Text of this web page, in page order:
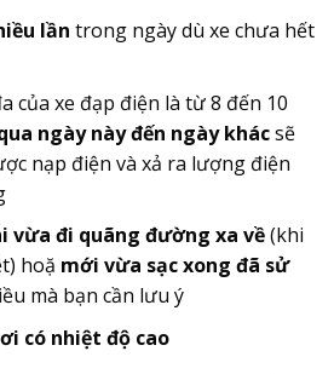
lần trong ngày dù xe chưa hết
của xe đạp điện là từ 8 đến 10
ngày này đến ngày khácsẽ
nạp điện và xả ra lượng điện
vừa đi quãng đường xa về(khi
hoặ mới vừa sạc xong đã sử
mà bạn cần lưu ý
có nhiệt độ cao